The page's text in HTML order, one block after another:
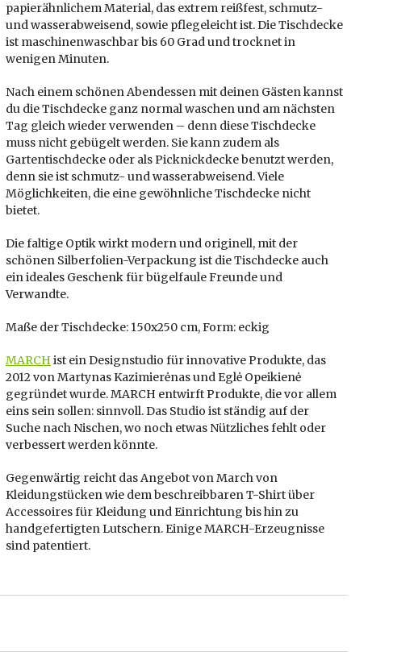
papierähnlichem Material, das extrem reißfest, schmutz-
und wasserabweisend, sowie pflegeleicht ist. Die Tischdecke
ist maschinenwaschbar bis 60 Grad und trocknet in
wenigen Minuten.
Nach einem schönen Abendessen mit deinen Gästen kannst
du die Tischdecke ganz normal waschen und am nächsten
Tag gleich wieder verwenden – denn diese Tischdecke
muss nicht gebügelt werden. Sie kann zudem als
Gartentischdecke oder als Picknickdecke benutzt werden,
denn sie ist schmutz- und wasserabweisend. Viele
Möglichkeiten, die eine gewöhnliche Tischdecke nicht
bietet.
Die faltige Optik wirkt modern und originell, mit der
schönen Silberfolien-Verpackung ist die Tischdecke auch
ein ideales Geschenk für bügelfaule Freunde und
Verwandte.
Maße der Tischdecke: 150x250 cm, Form: eckig
MARCH ist ein Designstudio für innovative Produkte, das
2012 von Martynas Kazimierėnas und Eglė Opeikienė
gegründet wurde. MARCH entwirft Produkte, die vor allem
eins sein sollen: sinnvoll. Das Studio ist ständig auf der
Suche nach Nischen, wo noch etwas Nützliches fehlt oder
verbessert werden könnte.
Gegenwärtig reicht das Angebot von March von
Kleidungstücken wie dem beschreibbaren T-Shirt über
Accessoires für Kleidung und Einrichtung bis hin zu
handgefertigten Lutschern. Einige MARCH-Erzeugnisse
sind patentiert.